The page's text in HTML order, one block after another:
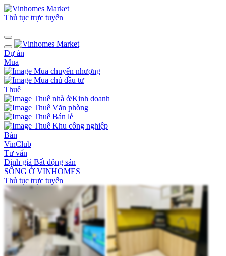
Thủ tục trực tuyến
Dự án
Mua
Mua chuyển nhượng
Mua chủ đầu tư
Thuê
Thuê nhà ở/Kinh doanh
Thuê Văn phòng
Thuê Bán lẻ
Thuê Khu công nghiệp
Bán
VinClub
Tư vấn
Định giá Bất động sản
SỐNG Ở VINHOMES
Thủ tục trực tuyến